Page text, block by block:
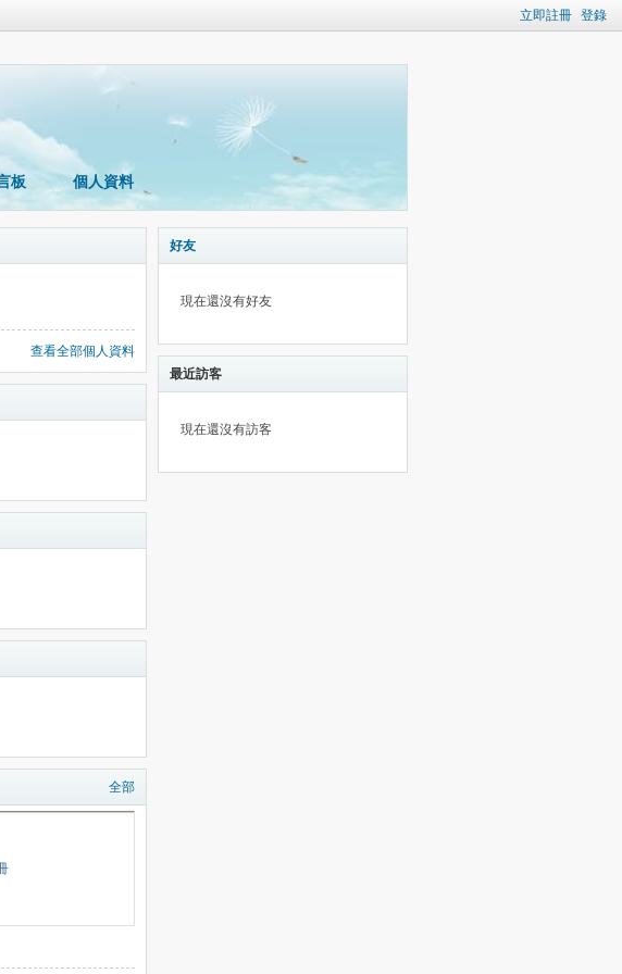
立即註冊 登錄
板 個人資料
查看全部個人資料
全部
好友
現在還沒有好友
最近訪客
現在還沒有訪客